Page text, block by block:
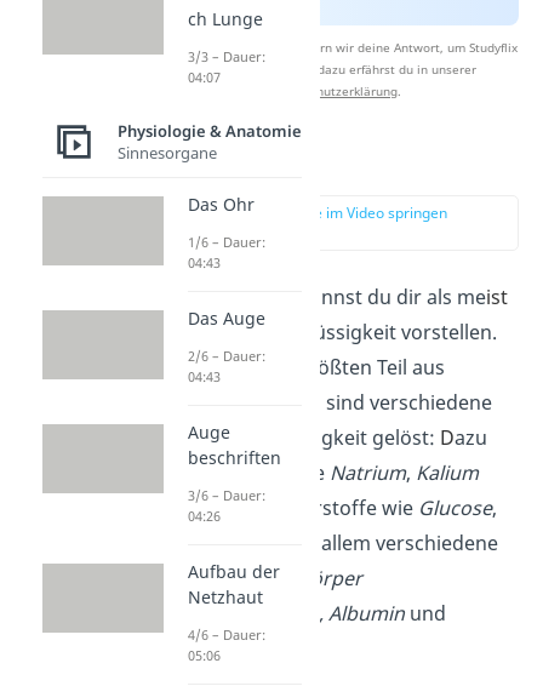
Nach Beantwortung speichern wir deine Antwort, um Studyflix
zu verbessern. Mehr dazu erfährst du in unserer
Datenschutzerklärung.
Plasma
zur Stelle im Video springen
Das Blutplasma kannst du dir als meist
gelbliche, trübe Flüssigkeit vorstellen.
Es besteht zum größten Teil aus
. Zusätzlich sind verschiedene
Stoffe in der Flüssigkeit gelöst: Dazu
gehören Ionen wie Natrium, Kalium
oderChlorid , Nährstoffe wie Glucose,
Hormone und vor allem verschiedene
Eiweiße wieAntikörper
(Immungloboline),Albumin und
Fibrinogen.
ch Lunge
3/3 – Dauer:
04:07
Physiologie & Anatomie
Sinnesorgane
Das Ohr
1/6 – Dauer:
04:43
Das Auge
2/6 – Dauer:
04:43
Auge
beschriften
3/6 – Dauer:
04:26
Aufbau der
Netzhaut
4/6 – Dauer:
05:06